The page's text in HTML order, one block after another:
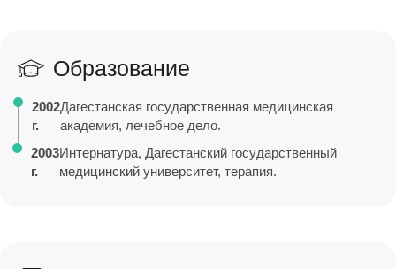
Образование
2002
г.
Дагестанская государственная медицинская
академия, лечебное дело.
2003
г.
Интернатура, Дагестанский государственный
медицинский университет, терапия.